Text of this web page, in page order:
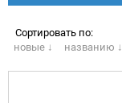
Сортировать по:
новые ↓
названию ↓